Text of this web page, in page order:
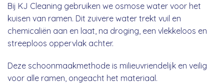
Bij KJ Cleaning gebruiken we osmose water voor het
kuisen van ramen. Dit zuivere water trekt vuil en
chemicaliën aan en laat, na droging, een vlekkeloos en
streeploos oppervlak achter.
Deze schoonmaakmethode is milieuvriendelijk en veilig
voor alle ramen, ongeacht het materiaal.